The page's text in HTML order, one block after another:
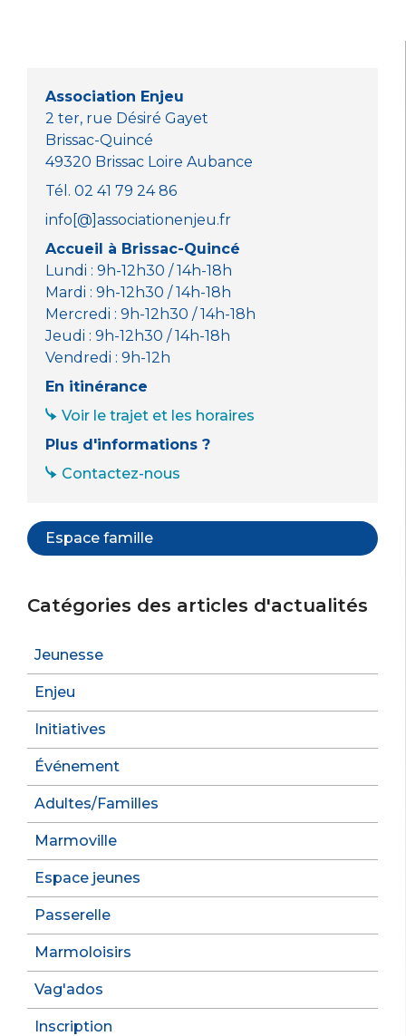
o
k
p er
Association Enjeu
2 ter, rue Désiré Gayet
Brissac-Quincé
49320 Brissac Loire Aubance
Tél. 02 41 79 24 86
info[@]associationenjeu.fr
Accueil à Brissac-Quincé
Lundi : 9h-12h30 / 14h-18h
Mardi : 9h-12h30 / 14h-18h
Mercredi : 9h-12h30 / 14h-18h
Jeudi : 9h-12h30 / 14h-18h
Vendredi : 9h-12h
En itinérance
Voir le trajet et les horaires
Plus d'informations ?
Contactez-nous
Espace famille
Catégories des articles d'actualités
Jeunesse
Enjeu
Initiatives
Événement
Adultes/Familles
Marmoville
Espace jeunes
Passerelle
Marmoloisirs
Vag'ados
Inscription